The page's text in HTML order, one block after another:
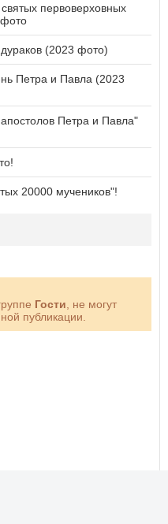
первоверховных
(2023 фото)
Петра и Павла (2023
Петра и Павла"
20000 мучеников"!
Гости , не могут
публикации.